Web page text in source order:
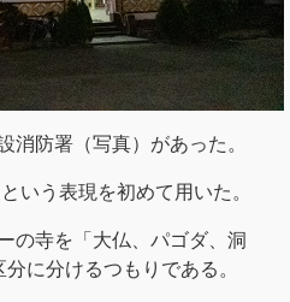
消防署（写真）があった。
いう表現を初めて用いた。
の寺を「大仏、パゴダ、洞
に分けるつもりである。